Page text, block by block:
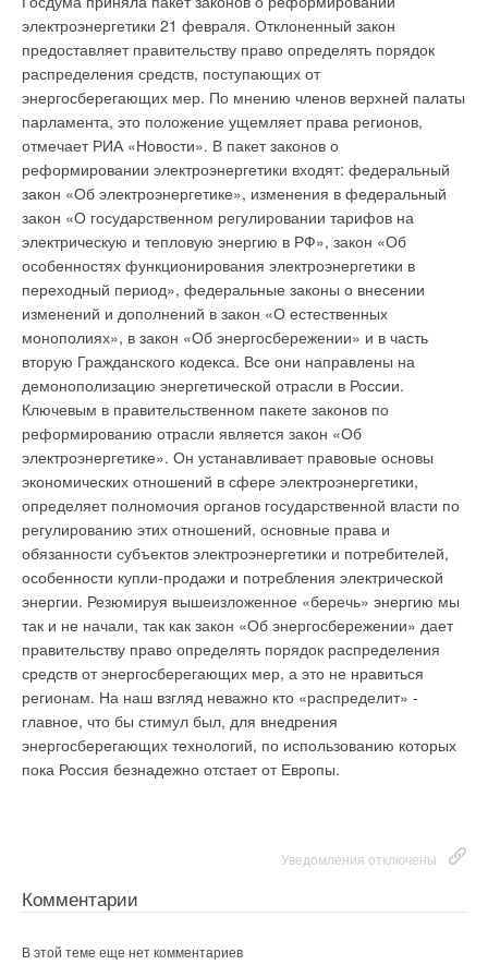
электроэнергетики 21 февраля. Отклоненный закон
предоставляет правительству право определять порядок
распределения средств, поступающих от
энергосберегающих мер. По мнению членов верхней палаты
парламента, это положение ущемляет права регионов,
отмечает РИА «Новости». В пакет законов о
реформировании электроэнергетики входят: федеральный
закон «Об электроэнергетике», изменения в федеральный
закон «О государственном регулировании тарифов на
электрическую и тепловую энергию в РФ», закон «Об
особенностях функционирования электроэнергетики в
переходный период», федеральные законы о внесении
изменений и дополнений в закон «О естественных
монополиях», в закон «Об энергосбережении» и в часть
вторую Гражданского кодекса. Все они направлены на
демонополизацию энергетической отрасли в России.
Ключевым в правительственном пакете законов по
реформированию отрасли является закон «Об
электроэнергетике». Он устанавливает правовые основы
экономических отношений в сфере электроэнергетики,
определяет полномочия органов государственной власти по
регулированию этих отношений, основные права и
обязанности субъектов электроэнергетики и потребителей,
особенности купли-продажи и потребления электрической
энергии. Резюмируя вышеизложенное «беречь» энергию мы
так и не начали, так как закон «Об энергосбережении» дает
правительству право определять порядок распределения
средств от энергосберегающих мер, а это не нравиться
регионам. На наш взгляд неважно кто «распределит» -
главное, что бы стимул был, для внедрения
энергосберегающих технологий, по использованию которых
пока Россия безнадежно отстает от Европы.
Уведомления отключены
Комментарии
В этой теме еще нет комментариев
Уведомления отключены
Комментарии
В этой теме еще нет комментариев
Добавить комментарий
Ваше имя *
Ваш E-mail *
Текст комментария
ставок на городскую недвижимость. По данным Cushman &
Wakefield, опубликовавшего в среду отчет за 2003 год,
средняя цена московского офиса составила 729 евро за 1
кв.м в год. По стоимости аренды офисов Первопрестольную
обогнали только Лондон (1478 евро), Токио (1104), Париж
(961) и Нью-Йорк (770). В отчете шла речь о полезной
площади в офисах международного класса,
привлекательных для солидных компаний, причем
подчеркивалось, что в Москве площадь таких комплексов на
начало 2003 года составляла 2,4 млн. кв.м, а в 2004 году
перевалит за 3 млн. Аналитики обратили внимание и на то,
что в прошедшем году почти половина (46,3%) арендных
сделок с недвижимостью приходилась на долю крупных
офисных комплексов (от 500 до 2000 кв.м) и только 32,7%
фирм арендовало небольшие помещения размером до 500
кв.м. - Почти 75% арендованных в Москве офисных
площадей класса "А" и "В" находится в центре и
Замоскворечье, - сообщила "Известиям" Дарья Афанасьева,
аналитик отдела исследований компании Stiles &
Riabokobylko, представляющей интересы Cushman &
Wakefield в Москве. - Структура спроса отразила зависимость
российской экономики от экспорта нефти и газа, поскольку
наиболее активными арендаторами были: нефтегазовые
компании (17% от общего количества), металлургия и
торговля металлами (15,5%), затем компании, оказывающие
профессиональные услуги (11,7%), а также банки (11,7%) и
СМИ (8,5%). Впрочем, респектабельность столицы России в
мировом офисном рейтинге только подчеркивает давние
проблемы, возникшие у московских властей с местными
предпринимателями. В среду они устроили перед зданием
Мосгордумы пикет в знак протеста против очередного
подорожания муниципальной аренды в Москве. Бизнесмены
СПС Бориса Немцова Юрию Лужкову, в котором политик
Москвы как главного арендодателя нежилых помещений
приватизацию нежилых помещений и либерализацию